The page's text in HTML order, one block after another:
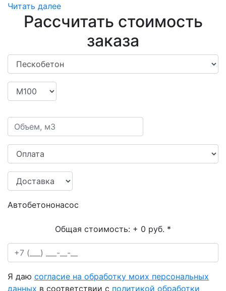
Читать далее
Рассчитать стоимость
заказа
Автобетононасос
Общая стоимость: + 0 руб. *
Я даю согласие на обработку моих персональных
данных в соответствии с политикой обработки